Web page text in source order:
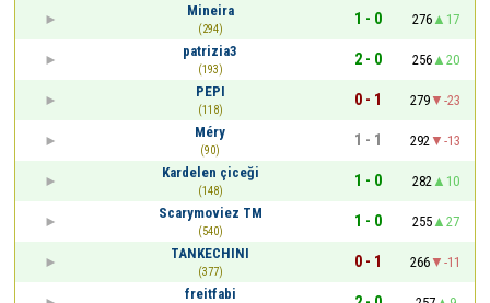
Mineira
(294)
1 - 0 276
17
patrizia3
(193)
2 - 0 256
20
PEPI
(118)
0 - 1 279
-23
Méry
(90)
1 - 1 292
-13
Kardelen çiceği
(148)
1 - 0 282
10
Scarymoviez TM
(540)
1 - 0 255
27
TANKECHINI
(377)
0 - 1 266
-11
freitfabi